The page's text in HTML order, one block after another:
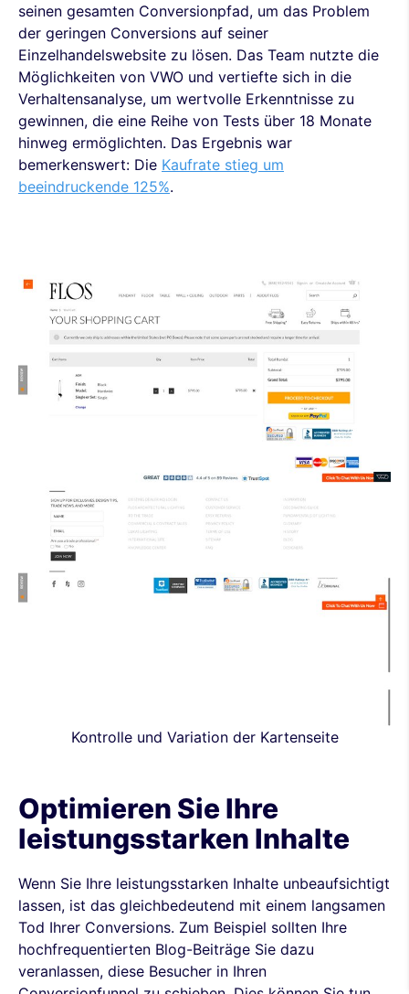
seinen gesamten Conversionpfad, um das Problem
der geringen Conversions auf seiner
Einzelhandelswebsite zu lösen. Das Team nutzte die
Möglichkeiten von VWO und vertiefte sich in die
Verhaltensanalyse, um wertvolle Erkenntnisse zu
gewinnen, die eine Reihe von Tests über 18 Monate
hinweg ermöglichten. Das Ergebnis war
bemerkenswert: Die Kaufrate stieg um
beeindruckende 125%.
Kontrolle und Variation der Kartenseite
Optimieren Sie Ihre
leistungsstarken Inhalte
Wenn Sie Ihre leistungsstarken Inhalte unbeaufsichtigt
lassen, ist das gleichbedeutend mit einem langsamen
Tod Ihrer Conversions. Zum Beispiel sollten Ihre
hochfrequentierten Blog-Beiträge Sie dazu
veranlassen, diese Besucher in Ihren